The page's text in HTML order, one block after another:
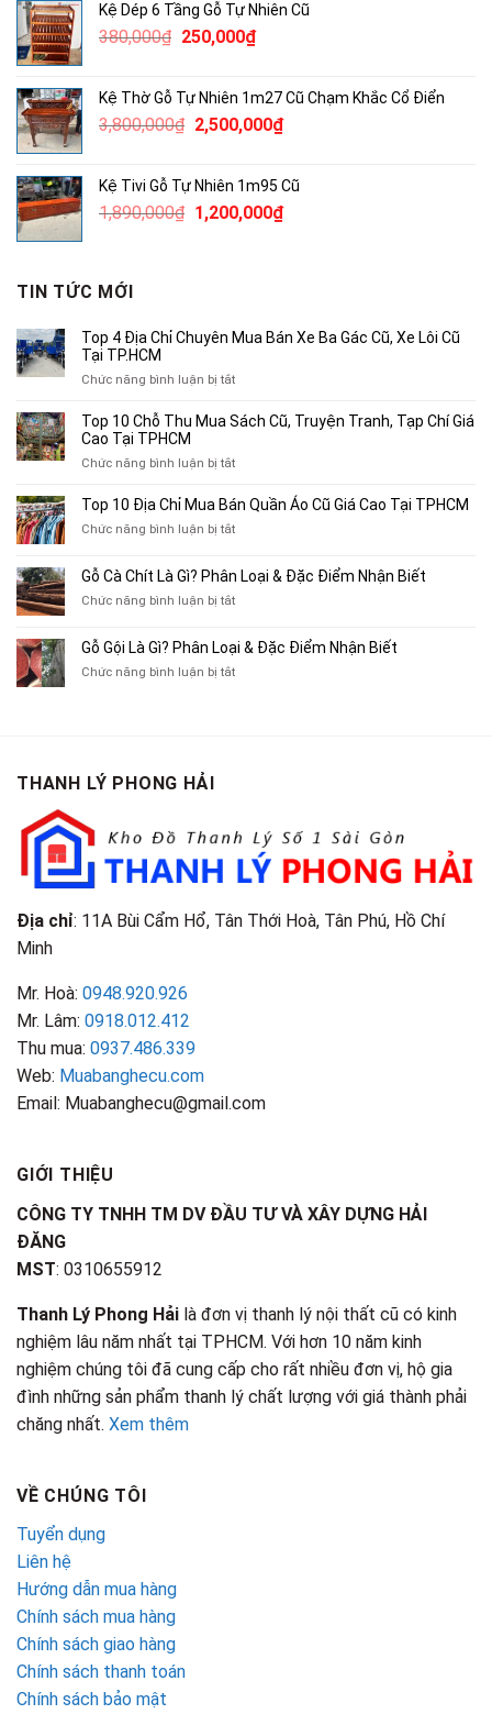
4,600,000₫.là:
Kệ Dép 6 Tầng Gỗ Tự Nhiên Cũ
380,000₫ Giá
380,000₫.
250,000₫Giá
là:
250,000₫.
Kệ Thờ Gỗ Tự Nhiên 1m27 Cũ Chạm Khắc Cổ Điển
3,800,000₫ Giá
3,800,000₫.
2,500,000₫Giá
là:
2,500,000₫.
Kệ Tivi Gỗ Tự Nhiên 1m95 Cũ
1,890,000₫ Giá
1,200,000₫Giá
TIN TỨC MỚI
Top 4 Địa Chỉ Chuyên Mua Bán Xe Ba Gác Cũ, Xe Lôi Cũ
Tại TP.HCM
Chức năng bình luận bị tắtở
4
Chuyên
Bán
Xe
Cũ,
Xe
Cũ
TP.HCM
Top 10 Chỗ Thu Mua Sách Cũ, Truyện Tranh, Tạp Chí Giá
Cao Tại TPHCM
Chức năng bình luận bị tắtở
10
Thu
Sách
Tạp
Chí
Top 10 Địa Chỉ Mua Bán Quần Áo Cũ Giá Cao Tại TPHCM
Chức năng bình luận bị tắtở
Địa
Chỉ
Bán
Áo
Gỗ Cà Chít Là Gì? Phân Loại & Đặc Điểm Nhận Biết
Chức năng bình luận bị tắtở
Chít
Là
Gỗ Gội Là Gì? Phân Loại & Đặc Điểm Nhận Biết
Chức năng bình luận bị tắtở
Điểm
Nhận
Biết
THANH LÝ PHONG HẢI
Địa chỉ: 11A Bùi Cẩm Hổ, Tân Thới Hoà, Tân Phú, Hồ Chí
Minh
Mr. Hoà: 0948.920.926
Mr. Lâm: 0918.012.412
Thu mua: 0937.486.339
Web: Muabanghecu.com
Email: Muabanghecu@gmail.com
GIỚI THIỆU
CÔNG TY TNHH TM DV ĐẦU TƯ VÀ XÂY DỰNG HẢI
ĐĂNG
MST: 0310655912
Thanh Lý Phong Hải là đơn vị thanh lý nội thất cũ có kinh
nghiệm lâu năm nhất tại TPHCM. Với hơn 10 năm kinh
nghiệm chúng tôi đã cung cấp cho rất nhiều đơn vị, hộ gia
đình những sản phẩm thanh lý chất lượng với giá thành phải
chăng nhất. Xem thêm
VỀ CHÚNG TÔI
Tuyển dụng
Liên hệ
Hướng dẫn mua hàng
Chính sách mua hàng
Chính sách giao hàng
Chính sách thanh toán
Chính sách bảo mật